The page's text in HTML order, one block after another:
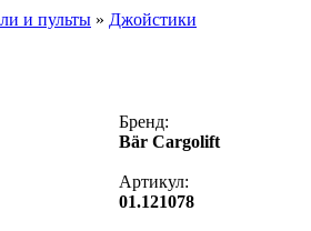
и пульты » Джойстики
Бренд:
Bär Cargolift
Артикул:
01.121078